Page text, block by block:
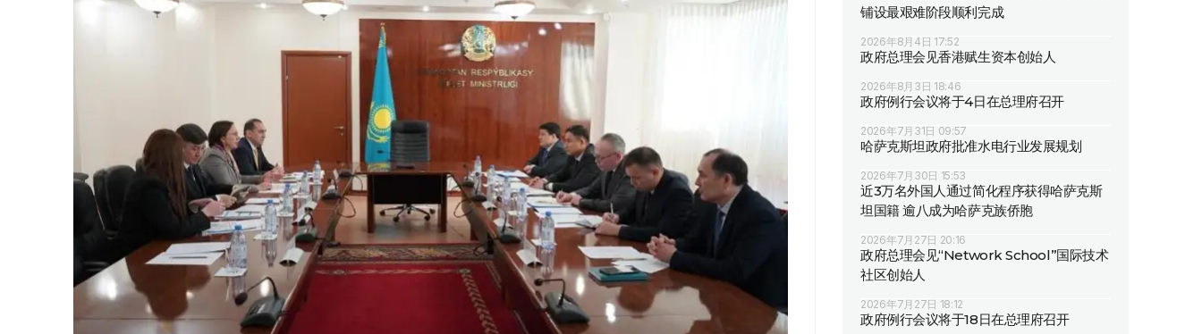
铺设最艰难阶段顺利完成
2026年8月4日 17:52
政府总理会见香港赋生资本创始人
2026年8月3日 18:46
政府例行会议将于4日在总理府召开
2026年7月31日 09:57
哈萨克斯坦政府批准水电行业发展规划
2026年7月30日 15:53
近3万名外国人通过简化程序获得哈萨克斯
坦国籍 逾八成为哈萨克族侨胞
2026年7月27日 20:16
政府总理会见“Network School”国际技术
社区创始人
2026年7月27日 18:12
政府例行会议将于18日在总理府召开